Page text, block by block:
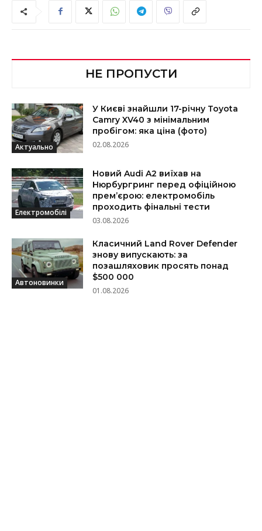
НЕ ПРОПУСТИ
Актуально
У Києві знайшли 17-річну Toyota
Camry XV40 з мінімальним
пробігом: яка ціна (фото)
02.08.2026
Електромобілі
Новий Audi A2 виїхав на
Нюрбургринг перед офіційною
прем’єрою: електромобіль
проходить фінальні тести
03.08.2026
Автоновинки
Класичний Land Rover Defender
знову випускають: за
позашляховик просять понад
$500 000
01.08.2026